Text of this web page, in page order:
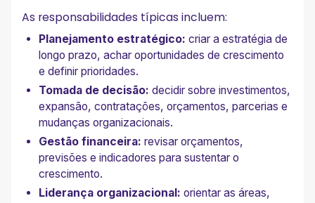
As responsabilidades típicas incluem:
Planejamento estratégico: criar a estratégia de
longo prazo, achar oportunidades de crescimento
e definir prioridades.
Tomada de decisão: decidir sobre investimentos,
expansão, contratações, orçamentos, parcerias e
mudanças organizacionais.
Gestão financeira: revisar orçamentos,
previsões e indicadores para sustentar o
crescimento.
Liderança organizacional: orientar as áreas,